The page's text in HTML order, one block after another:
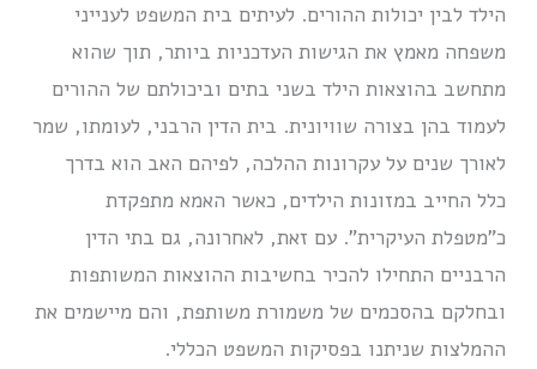
הילד לבין יכולות ההורים. לעיתים בית המשפט לענייני
משפחה מאמץ את הגישות העדכניות ביותר, תוך שהוא
מתחשב בהוצאות הילד בשני בתים וביכולתם של ההורים
לעמוד בהן בצורה שוויונית. בית הדין הרבני, לעומתו, שמר
לאורך שנים על עקרונות ההלכה, לפיהם האב הוא בדרך
כלל החייב במזונות הילדים, כאשר האמא מתפקדת
כ”מטפלת העיקרית”. עם זאת, לאחרונה, גם בתי הדין
הרבניים התחילו להכיר בחשיבות ההוצאות המשותפות
ובחלקם בהסכמים של משמורת משותפת, והם מיישמים את
ההמלצות שניתנו בפסיקות המשפט הכללי.